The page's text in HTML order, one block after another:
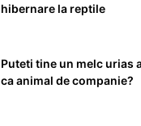
hibernare la reptile
Puteti tine un melc urias
ca animal de companie?